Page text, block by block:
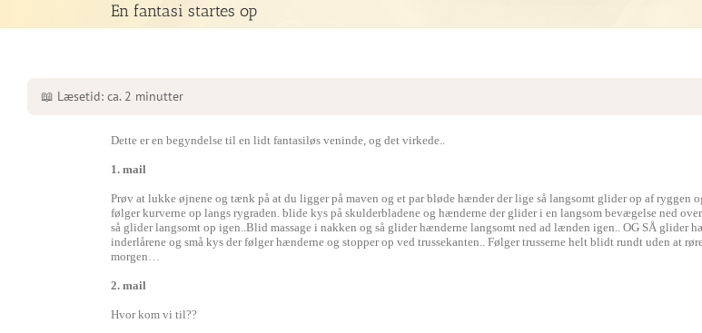
En fantasi startes op
📖 Læsetid: ca. 2 minutter
Dette er en begyndelse til en lidt fantasiløs veninde, og det virkede..
1. mail
Prøv at lukke øjnene og tænk på at du ligger på maven og et par bløde hænder der lige så langsomt glider op af ryggen
følger kurverne op langs rygraden. blide kys på skulderbladene og hænderne der glider i en langsom bevægelse ned
så glider langsomt op igen..Blid massage i nakken og så glider hænderne langsomt ned ad lænden igen.. OG SÅ glider
inderlårene og små kys der følger hænderne og stopper op ved trussekanten.. Følger trusserne helt blidt rundt uden at
morgen…
2. mail
Hvor kom vi til??